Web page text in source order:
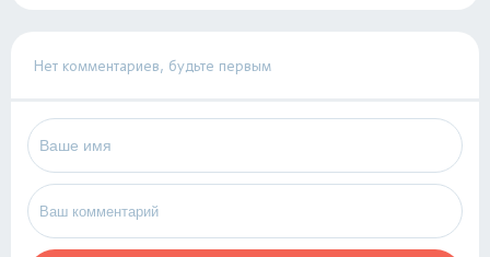
Нет комментариев, будьте первым